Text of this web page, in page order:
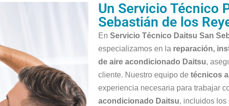
Un Servicio Técnico
Sebastián de los
En Servicio Técnico Daitsu San
especializamos en la reparación,
de aire acondicionado Daitsu,
cliente. Nuestro equipo de técnicos
experiencia necesaria para trabajar
acondicionado Daitsu, incluidos los